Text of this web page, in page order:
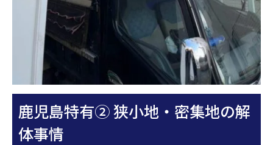
鹿児島特有② 狭小地・密集地の解
体事情